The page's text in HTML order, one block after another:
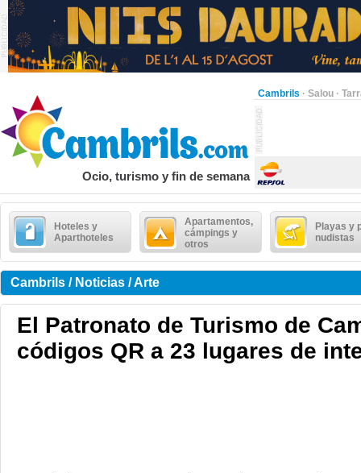
Cambrils · Salou ·
Ocio, turismo y fin de semana
Hoteles y
Aparthoteles
Apartamentos,
cámpings y
otros
Playas y
nudistas
Cambrils / Noticias / Arte
El Patronato de Turismo de
códigos QR a 23 lugares de